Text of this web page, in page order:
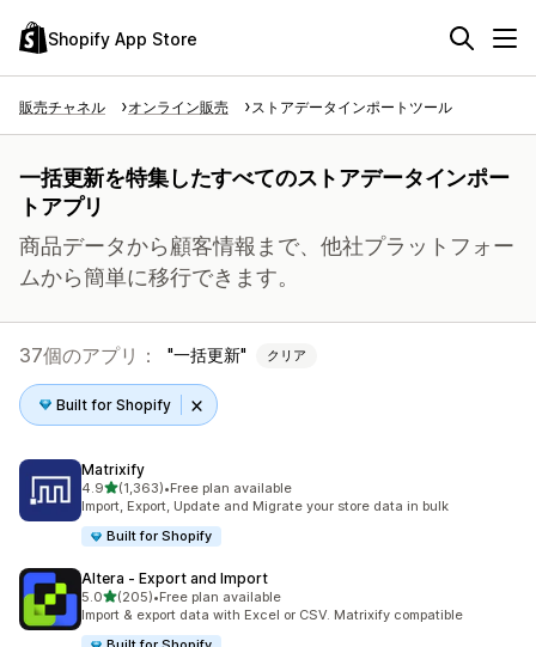
Shopify App Store
販売チャネル オンライン販売 ストアデータインポートツール
一括更新を特集したすべてのストアデータインポー
トアプリ
商品データから顧客情報まで、他社プラットフォー
ムから簡単に移行できます。
37個のアプリ： 一括更新 クリア
Built for Shopify
Matrixify
4.95つ星中
(1,363)
合計レビュー数：1363件
•Free plan available
Import, Export, Update and Migrate your store data in bulk
Built for Shopify
Altera ‑ Export and Import
5.05つ星中
(205)
合計レビュー数：205件
•Free plan available
Import & export data with Excel or CSV. Matrixify compatible